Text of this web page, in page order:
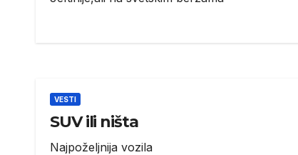
VESTI
SUV ili ništa
Najpoželjnija vozila